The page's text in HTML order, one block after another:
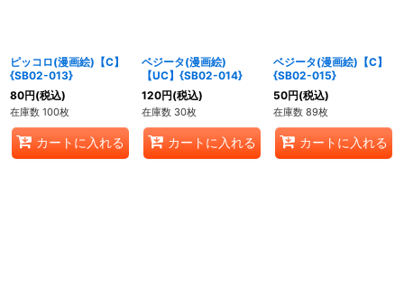
ピッコロ(漫画絵)【C】
{SB02-013}
80円(税込)
在庫数 100枚
カートに入れる
ベジータ(漫画絵)
【UC】{SB02-014}
120円(税込)
在庫数 30枚
カートに入れる
ベジータ(漫画絵)【C】
{SB02-015}
50円(税込)
在庫数 89枚
カートに入れる